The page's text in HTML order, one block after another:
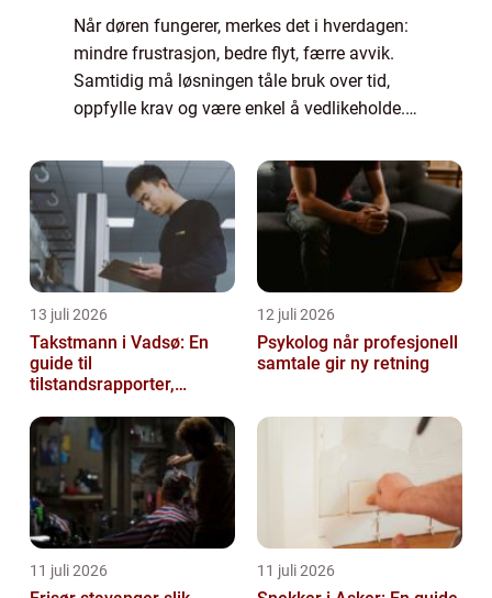
Når døren fungerer, merkes det i hverdagen:
mindre frustrasjon, bedre flyt, færre avvik.
Samtidig må løsningen tåle bruk over tid,
oppfylle krav og være enkel å vedlikeholde.
13 juli 2026
Takstmann i Vadsø: En
guide til
tilstandsrapporter,
eiendomsvurdering i Øst-
Finnmark
12 juli 2026
Psykolog når profesjonell
samtale gir ny retning
11 juli 2026 11 juli 2026